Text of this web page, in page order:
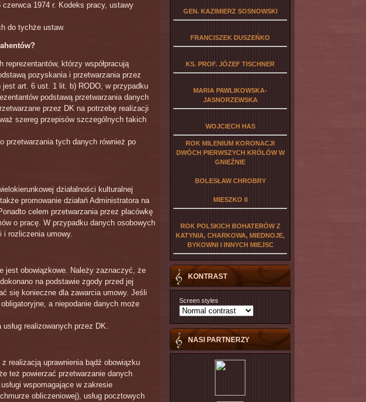
1974 r. Kodeks pracy, ustawy
do tychże ustaw.
którzy współpracują
pozyskania i przetwarzania przez
art. 6 ust. 1 lit. b) RODO, w przypadku
podstawą przetwarzania danych
przez DK na potrzebę realizacji
szereg przepisów szczególnych takich
przetwarzania tych danych również po
działalności kulturalnej
promowanie działań Administratora na
celem przetwarzania przez placówkę
o pracę. W przypadku danych osobowych
i rozliczenia umowy.
jest obowiązkowe. Należy zaznaczyć, że
na podstawie zgody przed jej
się konieczne dla zawarcia umowy. Jeśli
a niepodanie danych może
realizowanych przez DK.
realizacją uprawnienia bądź obowiązku
też powierzać przetwarzanie danych
wspomagające w zakresie
obliczeniowej), usług pocztowych
GEN. KAZIMIERZ SOSNOWSKI
FRANCISZEK DUSZEŃKO
KS. PROF. JÓZEF TISCHNER
MARIA PAWLIKOWSKA-
JASNORZEWSKA
WOJCIECH HAS
ROK MILENIUM KORONACJI
DWÓCH PIERWSZYCH KRÓLÓW W
GNIEŹNIE
BOLESŁAW CHROBRY
MIESZKO II
ROK POLSKICH BOHATERÓW Z
KATYNIA, CHARKOWA, MIEDNOJE,
BYKOWNI I INNYCH MIEJSC
KONTRAST
Screen styles
NASI PARTNERZY